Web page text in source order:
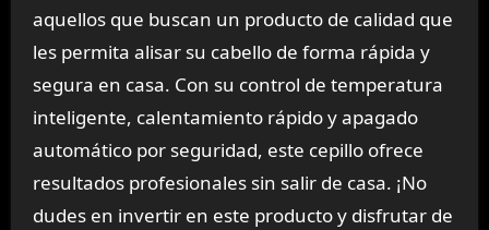
aquellos que buscan un producto de calidad que
les permita alisar su cabello de forma rápida y
segura en casa. Con su control de temperatura
inteligente, calentamiento rápido y apagado
automático por seguridad, este cepillo ofrece
resultados profesionales sin salir de casa. ¡No
dudes en invertir en este producto y disfrutar de